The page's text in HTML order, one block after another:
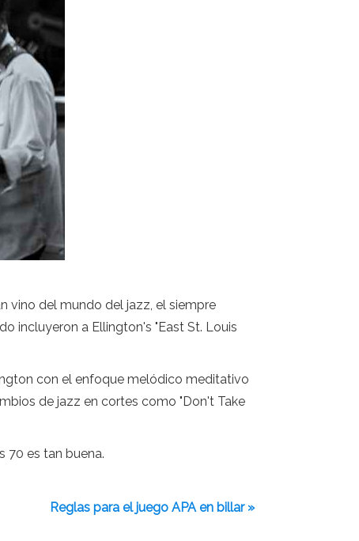
vino del mundo del jazz, el siempre
incluyeron a Ellington's "East St. Louis
con el enfoque melódico meditativo
de jazz en cortes como "Don't Take
70 es tan buena.
Reglas para el juego APA en billar »